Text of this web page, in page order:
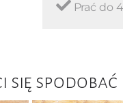
Prać do
się spodobać